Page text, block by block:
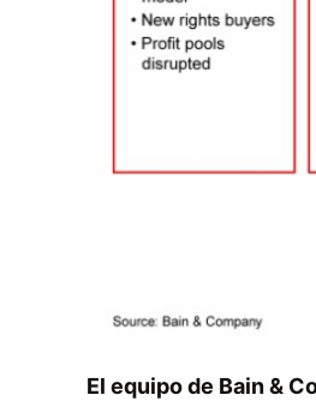
El equipo de Bain &